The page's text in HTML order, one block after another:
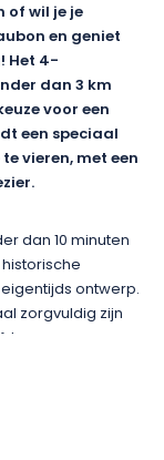
of wil je je
en geniet
Het 4-
dan 3 km
voor een
een speciaal
vieren, met een
dan 10 minuten
ontwerp.
zorgvuldig zijn
met 2 heerlijke
doos bonbons